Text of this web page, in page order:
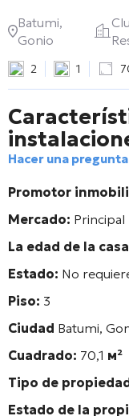
Batumi,
Gonio
2 1
Hacer una
Promotor
Mercado: Principal
La edad de la
Estado: No
Piso: 3
Ciudad Batumi,
Cuadrado: 70,1 м²
Tipo de
Estado de la